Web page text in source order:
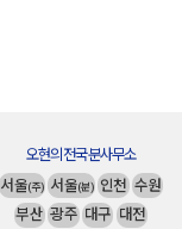
오현의 전국분사무소
서울(주) 서울(분) 인천 수원
부산 광주 대구 대전